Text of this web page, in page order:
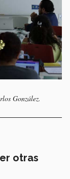
González.
otras